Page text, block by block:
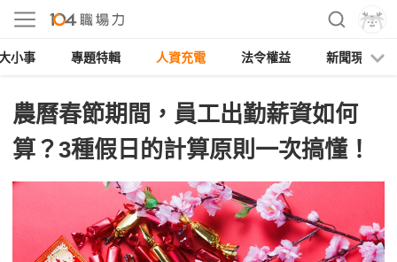
小事 專題特輯 人資充電 法令權益 新聞現場
農曆春節期間，員工出勤薪資如何
算？3種假日的計算原則一次搞懂！